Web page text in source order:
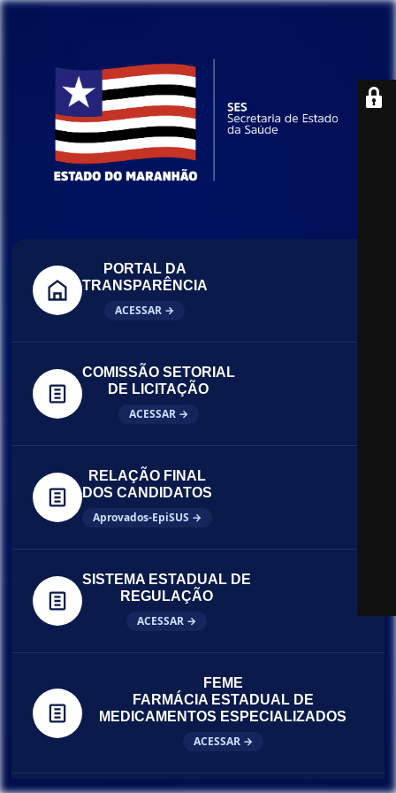
PORTAL DA
TRANSPARÊNCIA
ACESSAR →
COMISSÃO SETORIAL
DE LICITAÇÃO
ACESSAR →
RELAÇÃO FINAL
DOS CANDIDATOS
Aprovados-EpiSUS →
SISTEMA ESTADUAL DE
REGULAÇÃO
ACESSAR →
FEME
FARMÁCIA ESTADUAL DE
MEDICAMENTOS ESPECIALIZADOS
ACESSAR →